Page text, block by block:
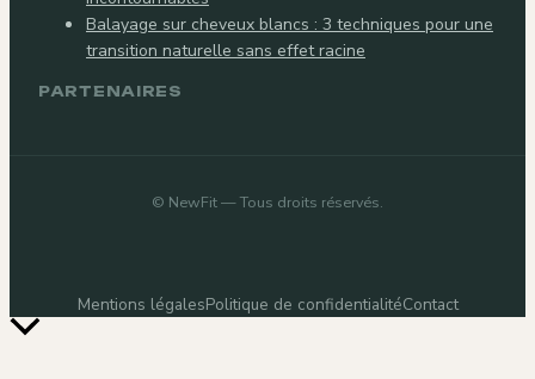
Balayage sur cheveux blancs : 3 techniques pour une
transition naturelle sans effet racine
PARTENAIRES
© NewFit— Tous droits réservés.
Mentions légalesPolitique de confidentialitéContact